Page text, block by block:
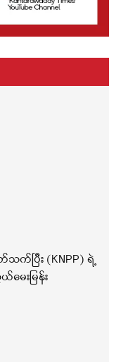
က်ပြီး (KNPP) ရဲ့
ေးမြန်း